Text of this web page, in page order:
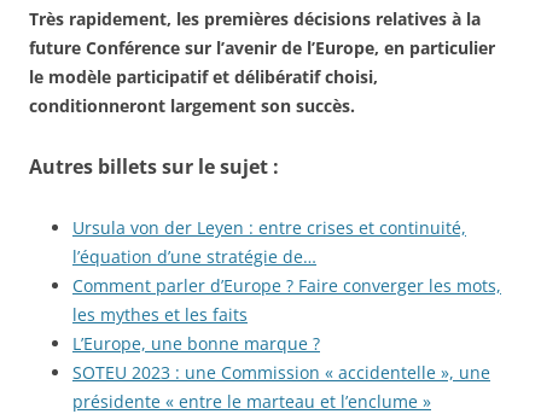
Très rapidement, les premières décisions relatives à la
future Conférence sur l’avenir de l’Europe, en particulier
le modèle participatif et délibératif choisi,
conditionneront largement son succès.
Autres billets sur le sujet :
Ursula von der Leyen : entre crises et continuité,
l’équation d’une stratégie de…
Comment parler d’Europe ? Faire converger les mots,
les mythes et les faits
L’Europe, une bonne marque ?
SOTEU 2023 : une Commission « accidentelle », une
présidente « entre le marteau et l’enclume »